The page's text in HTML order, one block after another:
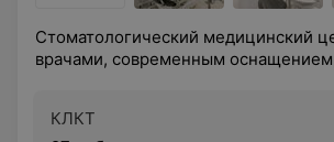
Стоматологический медицинский
врачами, современным
КЛКТ